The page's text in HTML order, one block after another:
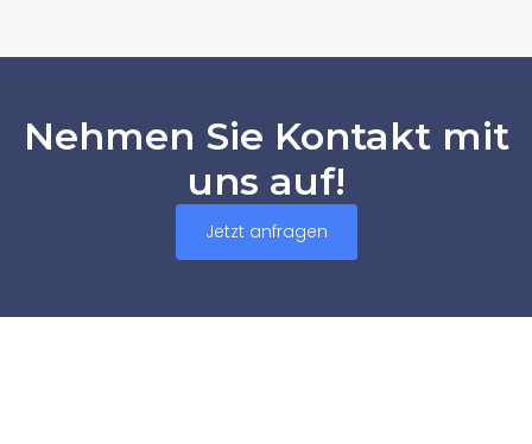
Nehmen Sie Kontakt mit
uns auf!
Jetzt anfragen